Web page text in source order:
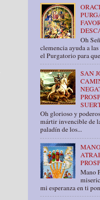
Oh
clemencia ayuda a
el Purgatorio para
SAN
Oh glorioso y
mártir invencible de
paladín de los...
Mano
mi esperanza en ti